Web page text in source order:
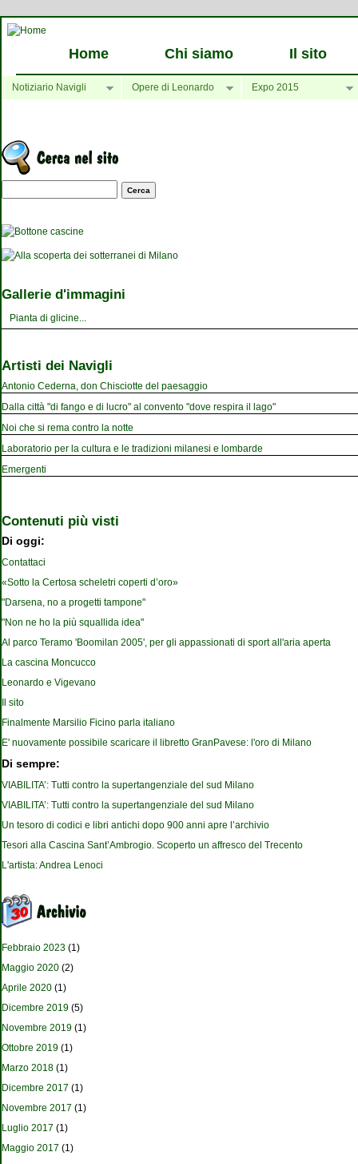
Home Chi siamo Il sito
Notiziario Navigli Opere di Leonardo Expo 2015
Maschera di ricerca
Gallerie d'immagini
Pianta di glicine...
Artisti dei Navigli
Antonio Cederna, don Chisciotte del paesaggio
Dalla città "di fango e di lucro" al convento "dove respira il lago"
Noi che si rema contro la notte
Laboratorio per la cultura e le tradizioni milanesi e lombarde
Emergenti
Contenuti più visti
Di oggi:
Contattaci
«Sotto la Certosa scheletri coperti d’oro»
"Darsena, no a progetti tampone"
"Non ne ho la più squallida idea"
Al parco Teramo 'Boomilan 2005', per gli appassionati di sport all'aria aperta
La cascina Moncucco
Leonardo e Vigevano
Il sito
Finalmente Marsilio Ficino parla italiano
E' nuovamente possibile scaricare il libretto GranPavese: l'oro di Milano
Di sempre:
VIABILITA’: Tutti contro la supertangenziale del sud Milano
VIABILITA’: Tutti contro la supertangenziale del sud Milano
Un tesoro di codici e libri antichi dopo 900 anni apre l’archivio
Tesori alla Cascina Sant’Ambrogio. Scoperto un affresco del Trecento
L'artista: Andrea Lenoci
Febbraio 2023 (1)
Maggio 2020 (2)
Aprile 2020 (1)
Dicembre 2019 (5)
Novembre 2019 (1)
Ottobre 2019 (1)
Marzo 2018 (1)
Dicembre 2017 (1)
Novembre 2017 (1)
Luglio 2017 (1)
Maggio 2017 (1)